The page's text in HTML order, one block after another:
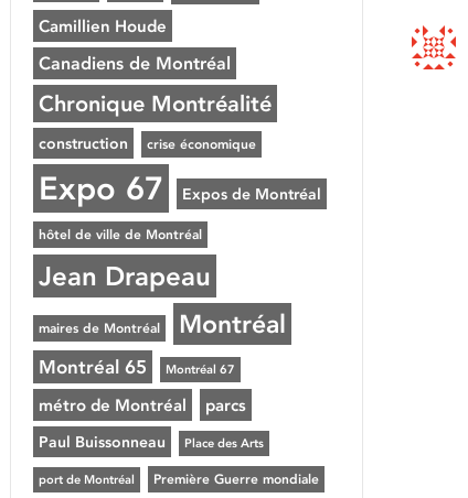
Camillien Houde
Canadiens de Montréal
Chronique Montréalité
construction crise économique
Expo 67 Expos de Montréal
hôtel de ville de Montréal
Jean Drapeau
maires de Montréal Montréal
Montréal 65 Montréal 67
métro de Montréal parcs
Paul Buissonneau Place des Arts
port de Montréal Première Guerre mondiale